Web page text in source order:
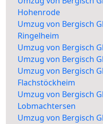
Hohenrode
Umzug von Bergisch
Ringelheim
Umzug von Bergisch
Umzug von Bergisch
Umzug von Bergisch
Flachstöckheim
Umzug von Bergisch
Lobmachtersen
Umzug von Bergisch